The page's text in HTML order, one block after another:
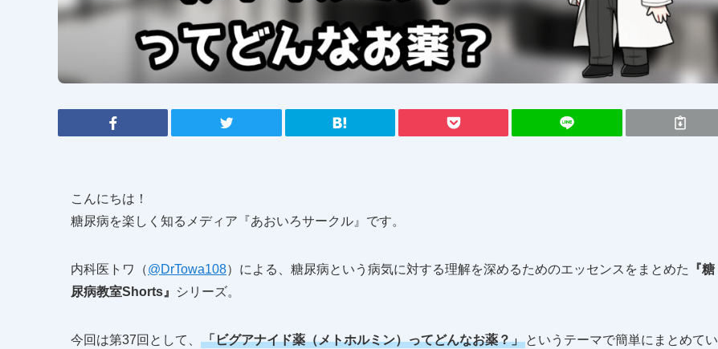
こんにちは！
糖尿病を楽しく知るメディア『あおいろサークル』です。
内科医トワ（@DrTowa108）による、糖尿病という病気に対する理解を深めるためのエッセンスをまとめた
『糖
尿病教室Shorts』
シリーズ。
今回は第37回として、 「ビグアナイド薬（メトホルミン）ってどんなお薬？」 というテーマで簡単にまとめてい